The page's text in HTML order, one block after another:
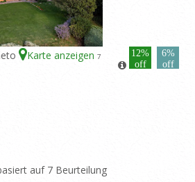
Karte anzeigen 7
12%
off
6%
off
auf 7 Beurteilung